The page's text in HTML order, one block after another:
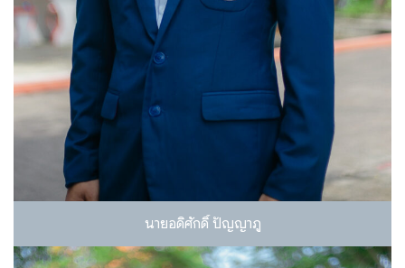
นายอดิศักดิ์ ปัญญาภู